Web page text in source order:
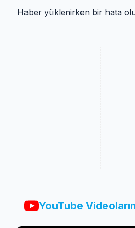
Haber yüklenirken bir hata
YouTube